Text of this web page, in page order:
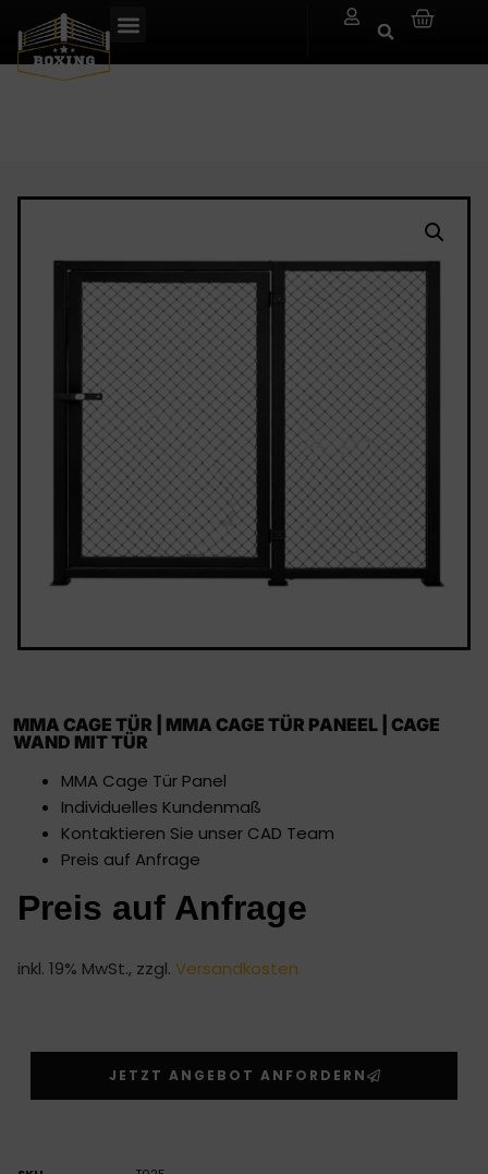
MMA CAGE TÜR | MMA CAGE TÜR PANEEL | CAGE
WAND MIT TÜR
MMA Cage Tür Panel
Individuelles Kundenmaß
Kontaktieren Sie unser CAD Team
Preis auf Anfrage
Preis auf Anfrage
inkl. 19% MwSt., zzgl. Versandkosten
JETZT ANGEBOT ANFORDERN